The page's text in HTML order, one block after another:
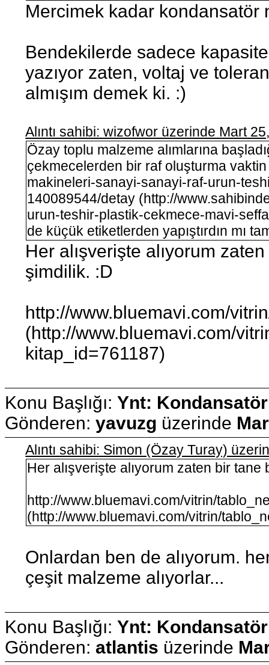
Mercimek kadar kondansatör
Bendekilerde sadece
yazıyor zaten, voltaj ve
almışım demek ki. :)
Alıntı sahibi: wizofwor üzerinde Mart
Özay toplu malzeme alımlarına
çekmecelerden bir raf oluşturma
makineleri-sanayi-sanayi-raf-urun-
140089544/detay (http://
urun-teshir-plastik-cekmece-mavi-
de küçük etiketlerden yapıştırdın mı
Her alışverişte alıyorum
şimdilik. :D
http://www.bluemavi.com/
(http://www.bluemavi.com/
kitap_id=761187)
Konu Başlığı: Ynt:
Gönderen: yavuzg üzerinde
Alıntı sahibi: Simon (Özay Turay)
Her alışverişte alıyorum zaten bir
http://www.bluemavi.com/vitrin/
(http://www.bluemavi.com/vitrin/
Onlardan ben de alıyorum.
çeşit malzeme alıyorlar...
Konu Başlığı: Ynt:
Gönderen: atlantis üzerinde